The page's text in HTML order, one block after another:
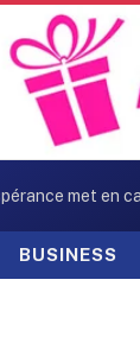
BUSINESS